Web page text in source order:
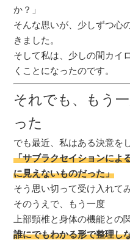
か？」
そんな思いが、少しずつ心
きました。
そして私は、少しの間カイ
くことになったのです。
それでも、もう
った
でも最近、私はある決意を
「サブラクセイションによ
に見えないものだった」
そう思い切って受け入れて
そのうえで、もう一度
上部頸椎と身体の機能との
誰にでもわかる形で整理し